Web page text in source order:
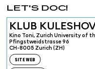
LET'S DOC!
KLUB
Kino Toni, Zurich University of
Pfingstweidstrasse 96
CH-8005 Zurich (ZH)
SITE WEB